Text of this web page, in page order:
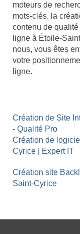
moteurs de
mots-clés, la
contenu de
ligne à Étoile-
nous, vous êtes
votre
ligne.
Création de Site
- Qualité Pro
Création de
Cyrice | Expert IT
Création site
Saint-Cyrice